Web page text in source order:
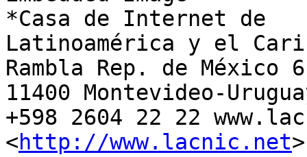
*Casa de Internet de
Latinoamérica y el
Rambla Rep. de México
11400 Montevideo-
+598 2604 22 22
<http://www.lacnic.net>